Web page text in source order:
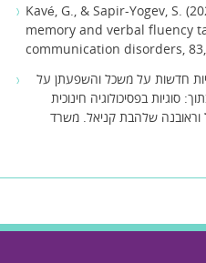
Kavé, G., & Sapir-Yogev, S.
memory and verbal fluency
communication disorders, 83,
חדשות על משכל והשפעתן על
סוגיות בפסיכולוגיה חינוכית
שלהבת קניאל. משרד